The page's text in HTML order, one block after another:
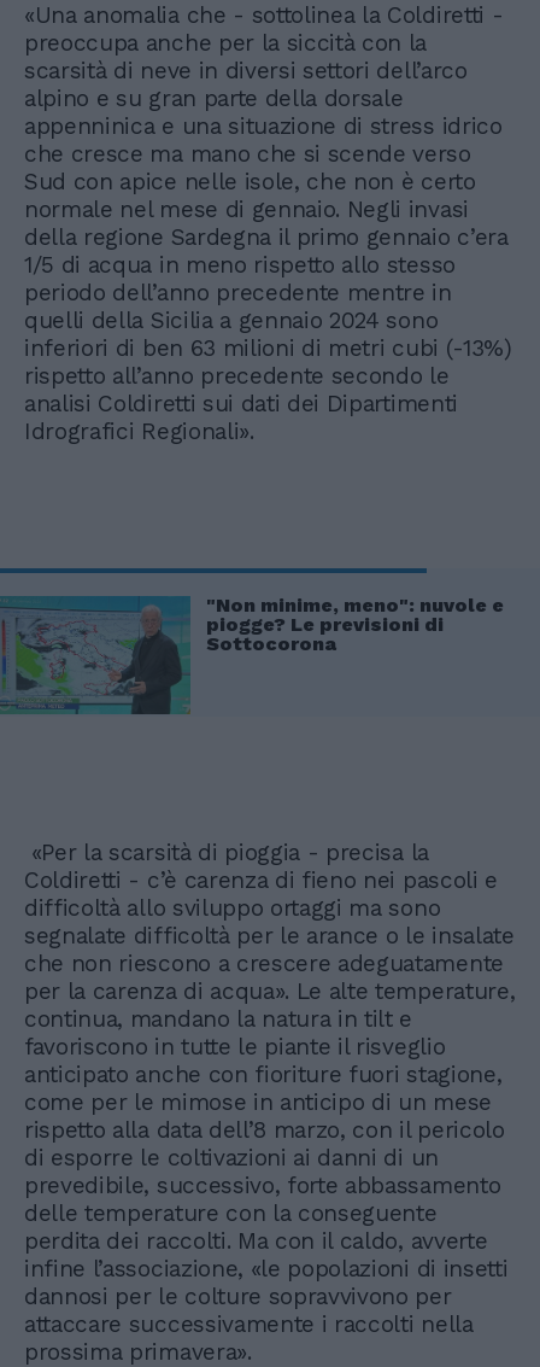
«Una anomalia che - sottolinea la Coldiretti -
preoccupa anche per la siccità con la
scarsità di neve in diversi settori dell’arco
alpino e su gran parte della dorsale
appenninica e una situazione di stress idrico
che cresce ma mano che si scende verso
Sud con apice nelle isole, che non è certo
normale nel mese di gennaio. Negli invasi
della regione Sardegna il primo gennaio c’era
1/5 di acqua in meno rispetto allo stesso
periodo dell’anno precedente mentre in
quelli della Sicilia a gennaio 2024 sono
inferiori di ben 63 milioni di metri cubi (-13%)
rispetto all’anno precedente secondo le
analisi Coldiretti sui dati dei Dipartimenti
Idrografici Regionali».
"Non minime, meno": nuvole e
piogge? Le previsioni di
Sottocorona
«Per la scarsità di pioggia - precisa la
Coldiretti - c’è carenza di fieno nei pascoli e
difficoltà allo sviluppo ortaggi ma sono
segnalate difficoltà per le arance o le insalate
che non riescono a crescere adeguatamente
per la carenza di acqua». Le alte temperature,
continua, mandano la natura in tilt e
favoriscono in tutte le piante il risveglio
anticipato anche con fioriture fuori stagione,
come per le mimose in anticipo di un mese
rispetto alla data dell’8 marzo, con il pericolo
di esporre le coltivazioni ai danni di un
prevedibile, successivo, forte abbassamento
delle temperature con la conseguente
perdita dei raccolti. Ma con il caldo, avverte
infine l’associazione, «le popolazioni di insetti
dannosi per le colture sopravvivono per
attaccare successivamente i raccolti nella
prossima primavera».